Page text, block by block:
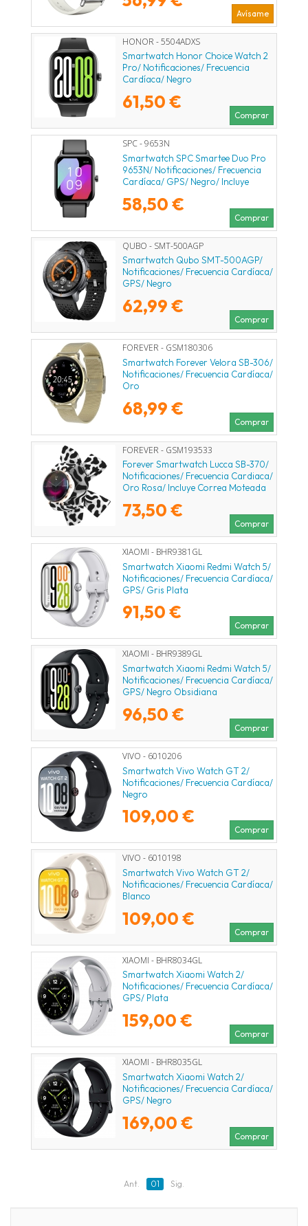
Avísame
HONOR - 5504ADXS
Smartwatch Honor Choice Watch 2
Pro/ Notificaciones/ Frecuencia
Cardíaca/ Negro
61,50 €
Comprar
SPC - 9653N
Smartwatch SPC Smartee Duo Pro
9653N/ Notificaciones/ Frecuencia
Cardíaca/ GPS/ Negro/ Incluye
58,50 €
Comprar
QUBO - SMT-500AGP
Smartwatch Qubo SMT-500AGP/
Notificaciones/ Frecuencia Cardíaca/
GPS/ Negro
62,99 €
Comprar
FOREVER - GSM180306
Smartwatch Forever Velora SB-306/
Notificaciones/ Frecuencia Cardíaca/
Oro
68,99 €
Comprar
FOREVER - GSM193533
Forever Smartwatch Lucca SB-370/
Notificaciones/ Frecuencia Cardiaca/
Oro Rosa/ Incluye Correa Moteada
73,50 €
Comprar
XIAOMI - BHR9381GL
Smartwatch Xiaomi Redmi Watch 5/
Notificaciones/ Frecuencia Cardíaca/
GPS/ Gris Plata
91,50 €
Comprar
XIAOMI - BHR9389GL
Smartwatch Xiaomi Redmi Watch 5/
Notificaciones/ Frecuencia Cardíaca/
GPS/ Negro Obsidiana
96,50 €
Comprar
VIVO - 6010206
Smartwatch Vivo Watch GT 2/
Notificaciones/ Frecuencia Cardíaca/
Negro
109,00 €
Comprar
VIVO - 6010198
Smartwatch Vivo Watch GT 2/
Notificaciones/ Frecuencia Cardíaca/
Blanco
109,00 €
Comprar
XIAOMI - BHR8034GL
Smartwatch Xiaomi Watch 2/
Notificaciones/ Frecuencia Cardíaca/
GPS/ Plata
159,00 €
Comprar
XIAOMI - BHR8035GL
Smartwatch Xiaomi Watch 2/
Notificaciones/ Frecuencia Cardíaca/
GPS/ Negro
169,00 €
Comprar
Ant. 01 Sig.